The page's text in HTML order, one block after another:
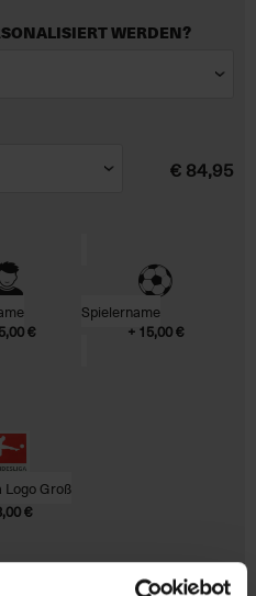
WERDEN?
€ 84,95
€
Spielername
+ 15,00 €
Logo Groß
€